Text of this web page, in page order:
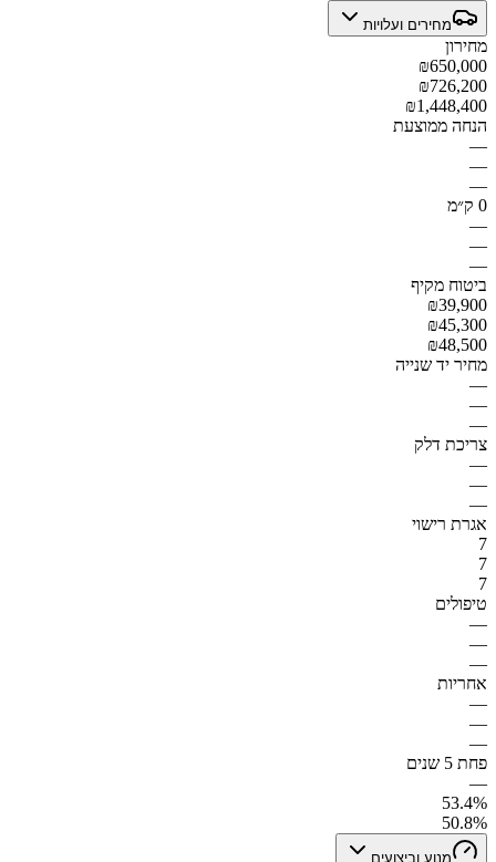
מחירים ועלויות
מחירון
₪650,000
₪726,200
₪1,448,400
הנחה ממוצעת
—
—
—
0 ק״מ
—
—
—
ביטוח מקיף
₪39,900
₪45,300
₪48,500
מחיר יד שנייה
—
—
—
צריכת דלק
—
—
—
אגרת רישוי
7
7
7
טיפולים
—
—
—
אחריות
—
—
—
פחת 5 שנים
—
53.4%
50.8%
מנוע וביצועים